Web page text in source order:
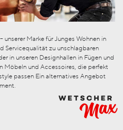
Marke für Junges Wohnen in
Servicequalität zu unschlagbaren
in unseren Designhallen in Fügen und
Möbeln und Accessoires, die perfekt
passen Ein alternatives Angebot